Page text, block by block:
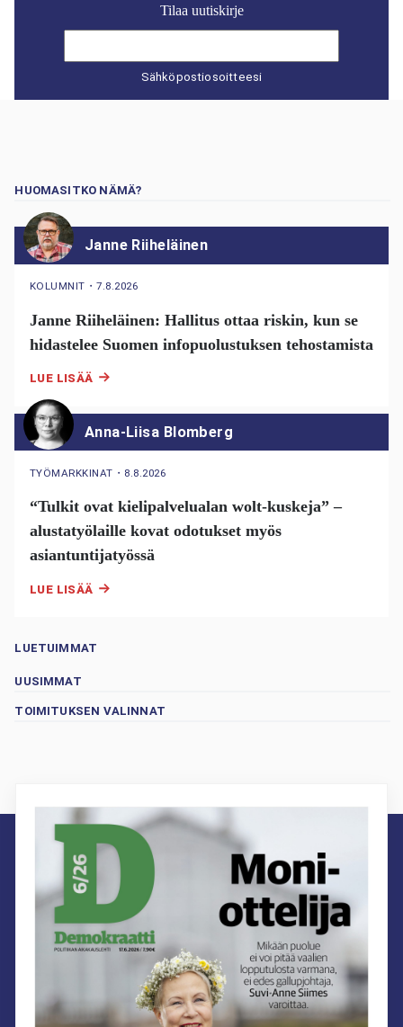
Tilaa uutiskirje
Sähköpostiosoitteesi
HUOMASITKO NÄMÄ?
Janne Riiheläinen
KOLUMNIT ・7.8.2026
Janne Riiheläinen: Hallitus ottaa riskin, kun se
hidastelee Suomen infopuolustuksen tehostamista
LUE LISÄÄ
Anna-Liisa Blomberg
TYÖMARKKINAT ・ 8.8.2026
“Tulkit ovat kielipalvelualan wolt-kuskeja” –
alustatyölaille kovat odotukset myös
asiantuntijatyössä
LUE LISÄÄ
LUETUIMMAT
UUSIMMAT
TOIMITUKSEN VALINNAT